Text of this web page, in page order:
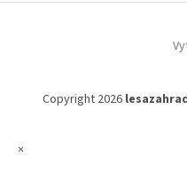
Copyright 2026
×